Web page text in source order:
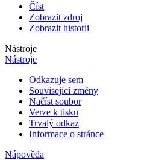
Číst
Zobrazit zdroj
Zobrazit historii
Nástroje
Nástroje
Odkazuje sem
Související změny
Načíst soubor
Verze k tisku
Trvalý odkaz
Informace o stránce
Nápověda